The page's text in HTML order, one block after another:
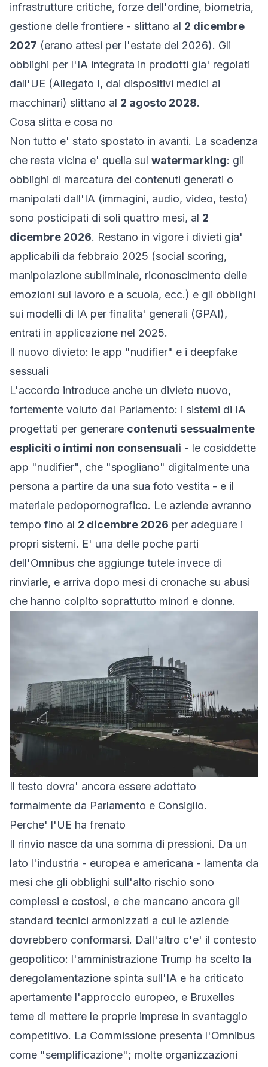
infrastrutture critiche, forze dell'ordine, biometria,
gestione delle frontiere - slittano al 2 dicembre
2027 (erano attesi per l'estate del 2026). Gli
obblighi per l'IA integrata in prodotti gia' regolati
dall'UE (Allegato I, dai dispositivi medici ai
macchinari) slittano al 2 agosto 2028.
Cosa slitta e cosa no
Non tutto e' stato spostato in avanti. La scadenza
che resta vicina e' quella sul watermarking: gli
obblighi di marcatura dei contenuti generati o
manipolati dall'IA (immagini, audio, video, testo)
sono posticipati di soli quattro mesi, al 2
dicembre 2026. Restano in vigore i divieti gia'
applicabili da febbraio 2025 (social scoring,
manipolazione subliminale, riconoscimento delle
emozioni sul lavoro e a scuola, ecc.) e gli obblighi
sui modelli di IA per finalita' generali (GPAI),
entrati in applicazione nel 2025.
Il nuovo divieto: le app "nudifier" e i deepfake
sessuali
L'accordo introduce anche un divieto nuovo,
fortemente voluto dal Parlamento: i sistemi di IA
progettati per generare contenuti sessualmente
espliciti o intimi non consensuali - le cosiddette
app "nudifier", che "spogliano" digitalmente una
persona a partire da una sua foto vestita - e il
materiale pedopornografico. Le aziende avranno
tempo fino al 2 dicembre 2026 per adeguare i
propri sistemi. E' una delle poche parti
dell'Omnibus che aggiunge tutele invece di
rinviarle, e arriva dopo mesi di cronache su abusi
che hanno colpito soprattutto minori e donne.
Il testo dovra' ancora essere adottato
formalmente da Parlamento e Consiglio.
Perche' l'UE ha frenato
Il rinvio nasce da una somma di pressioni. Da un
lato l'industria - europea e americana - lamenta da
mesi che gli obblighi sull'alto rischio sono
complessi e costosi, e che mancano ancora gli
standard tecnici armonizzati a cui le aziende
dovrebbero conformarsi. Dall'altro c'e' il contesto
geopolitico: l'amministrazione Trump ha scelto la
deregolamentazione spinta sull'IA e ha criticato
apertamente l'approccio europeo, e Bruxelles
teme di mettere le proprie imprese in svantaggio
competitivo. La Commissione presenta l'Omnibus
come "semplificazione"; molte organizzazioni